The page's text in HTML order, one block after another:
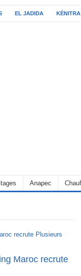
EL JADIDA KÉNITRA
Anapec
Maroc recrute